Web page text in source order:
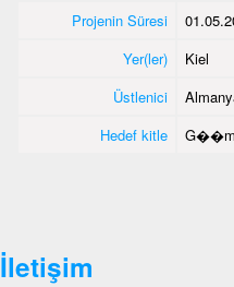
Projenin Süresi
Yer(ler)
Kiel
Üstlenici
Hedef kitle
İletişim